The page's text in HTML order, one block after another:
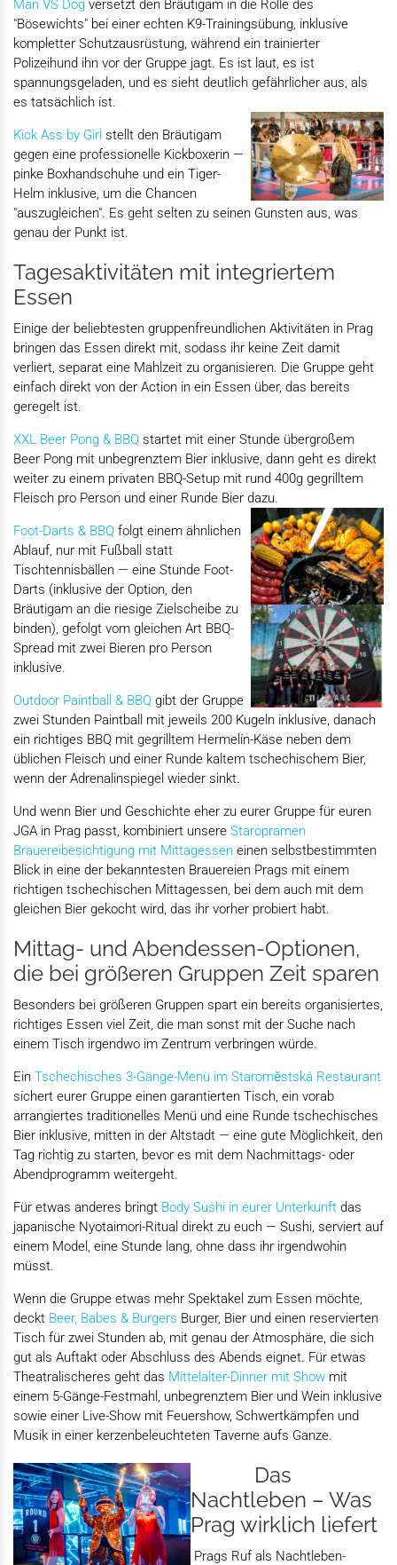
Man VS Dog versetzt den Bräutigam in die Rolle des
"Bösewichts" bei einer echten K9-Trainingsübung, inklusive
kompletter Schutzausrüstung, während ein trainierter
Polizeihund ihn vor der Gruppe jagt. Es ist laut, es ist
spannungsgeladen, und es sieht deutlich gefährlicher aus, als
es tatsächlich ist.
Kick Ass by Girl stellt den Bräutigam
gegen eine professionelle Kickboxerin —
pinke Boxhandschuhe und ein Tiger-
Helm inklusive, um die Chancen
"auszugleichen". Es geht selten zu seinen Gunsten aus, was
genau der Punkt ist.
Tagesaktivitäten mit integriertem
Essen
Einige der beliebtesten gruppenfreundlichen Aktivitäten in Prag
bringen das Essen direkt mit, sodass ihr keine Zeit damit
verliert, separat eine Mahlzeit zu organisieren. Die Gruppe geht
einfach direkt von der Action in ein Essen über, das bereits
geregelt ist.
XXL Beer Pong & BBQ startet mit einer Stunde übergroßem
Beer Pong mit unbegrenztem Bier inklusive, dann geht es direkt
weiter zu einem privaten BBQ-Setup mit rund 400g gegrilltem
Fleisch pro Person und einer Runde Bier dazu.
Foot-Darts & BBQ folgt einem ähnlichen
Ablauf, nur mit Fußball statt
Tischtennisbällen — eine Stunde Foot-
Darts (inklusive der Option, den
Bräutigam an die riesige Zielscheibe zu
binden), gefolgt vom gleichen Art BBQ-
Spread mit zwei Bieren pro Person
inklusive.
Outdoor Paintball & BBQ gibt der Gruppe
zwei Stunden Paintball mit jeweils 200 Kugeln inklusive, danach
ein richtiges BBQ mit gegrilltem Hermelín-Käse neben dem
üblichen Fleisch und einer Runde kaltem tschechischem Bier,
wenn der Adrenalinspiegel wieder sinkt.
Und wenn Bier und Geschichte eher zu eurer Gruppe für euren
JGA in Prag passt, kombiniert unsere Staropramen
Brauereibesichtigung mit Mittagessen einen selbstbestimmten
Blick in eine der bekanntesten Brauereien Prags mit einem
richtigen tschechischen Mittagessen, bei dem auch mit dem
gleichen Bier gekocht wird, das ihr vorher probiert habt.
Mittag- und Abendessen-Optionen,
die bei größeren Gruppen Zeit sparen
Besonders bei größeren Gruppen spart ein bereits organisiertes,
richtiges Essen viel Zeit, die man sonst mit der Suche nach
einem Tisch irgendwo im Zentrum verbringen würde.
Ein Tschechisches 3-Gänge-Menü im Staroměstská Restaurant
sichert eurer Gruppe einen garantierten Tisch, ein vorab
arrangiertes traditionelles Menü und eine Runde tschechisches
Bier inklusive, mitten in der Altstadt — eine gute Möglichkeit, den
Tag richtig zu starten, bevor es mit dem Nachmittags- oder
Abendprogramm weitergeht.
Für etwas anderes bringt Body Sushi in eurer Unterkunft das
japanische Nyotaimori-Ritual direkt zu euch — Sushi, serviert auf
einem Model, eine Stunde lang, ohne dass ihr irgendwohin
müsst.
Wenn die Gruppe etwas mehr Spektakel zum Essen möchte,
deckt Beer, Babes & Burgers Burger, Bier und einen reservierten
Tisch für zwei Stunden ab, mit genau der Atmosphäre, die sich
gut als Auftakt oder Abschluss des Abends eignet. Für etwas
Theatralischeres geht das Mittelalter-Dinner mit Show mit
einem 5-Gänge-Festmahl, unbegrenztem Bier und Wein inklusive
sowie einer Live-Show mit Feuershow, Schwertkämpfen und
Musik in einer kerzenbeleuchteten Taverne aufs Ganze.
Das
Nachtleben – Was
Prag wirklich liefert
Prags Ruf als Nachtleben-